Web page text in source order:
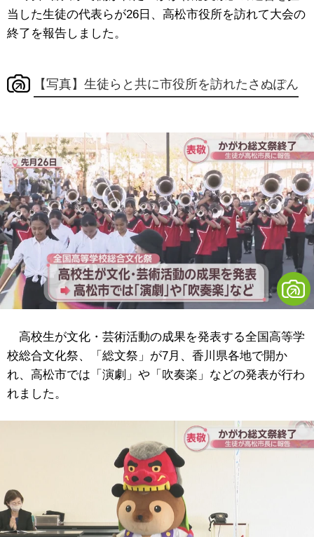
当した生徒の代表らが26日、高松市役所を訪れて大会の
終了を報告しました。
【写真】生徒らと共に市役所を訪れたさぬぽん
高校生が文化・芸術活動の成果を発表する全国高等学
校総合文化祭、「総文祭」が7月、香川県各地で開か
れ、高松市では「演劇」や「吹奏楽」などの発表が行わ
れました。